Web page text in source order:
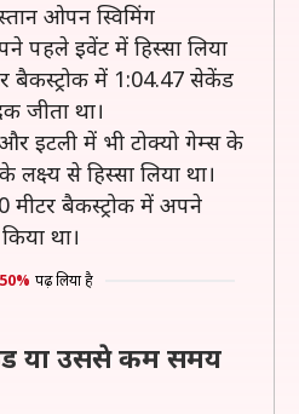
ओपन स्विमिंग
पहले इवेंट में हिस्सा लिया
बैकस्ट्रोक में 1:04.47 सेकेंड
जीता था।
और इटली में भी टोक्यो गेम्स के
से हिस्सा लिया था।
मीटर बैकस्ट्रोक में अपने
था।
50% पढ़ लिया है
या उससे कम समय